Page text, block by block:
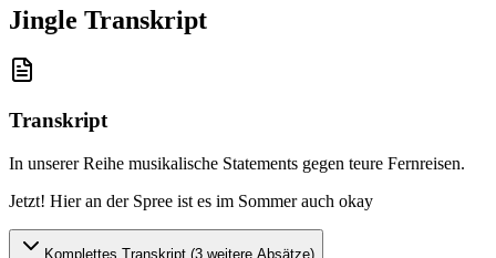
Jingle Transkript
Transkript
In unserer Reihe musikalische Statements gegen teure Fernreisen.
Jetzt! Hier an der Spree ist es im Sommer auch okay
Komplettes Transkript (3 weitere Absätze)